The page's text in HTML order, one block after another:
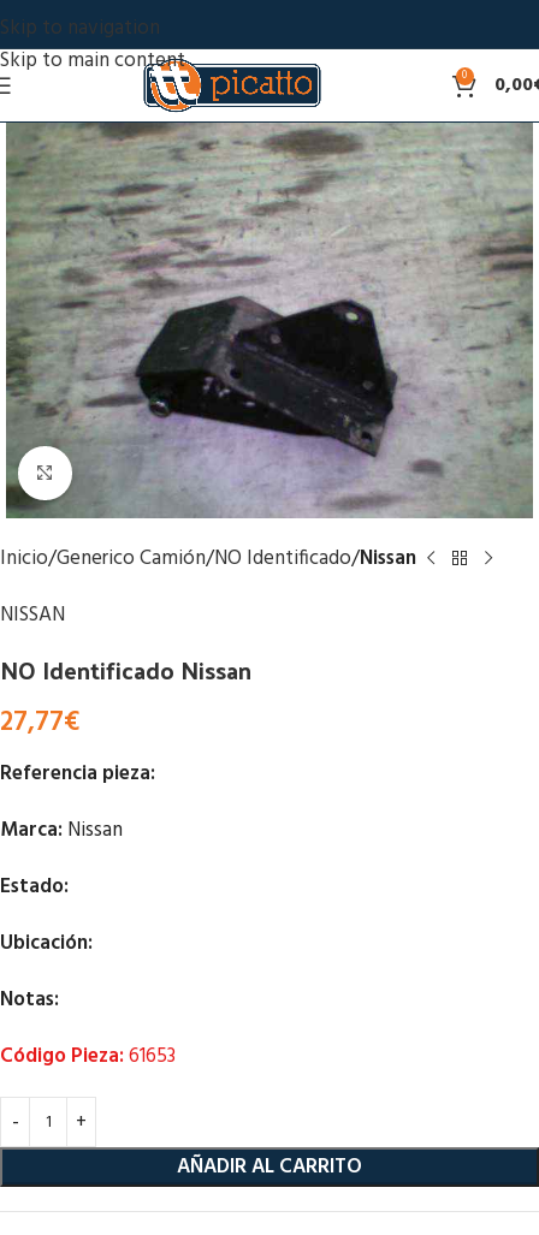
Skip to navigation
Skip to main content
0 0,00
Click to enlarge
Inicio Generico Camión NO Identificado Nissan
NISSAN
NO Identificado Nissan
27,77€
Referencia pieza:
Marca: Nissan
Estado:
Ubicación:
Notas:
Código Pieza:61653
AÑADIR AL CARRITO